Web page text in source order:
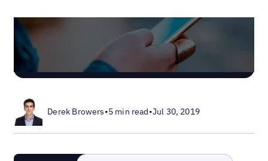
Derek Browers•5 min read•Jul 30, 2019